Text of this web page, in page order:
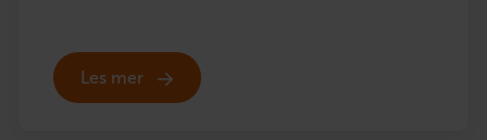
Les mer